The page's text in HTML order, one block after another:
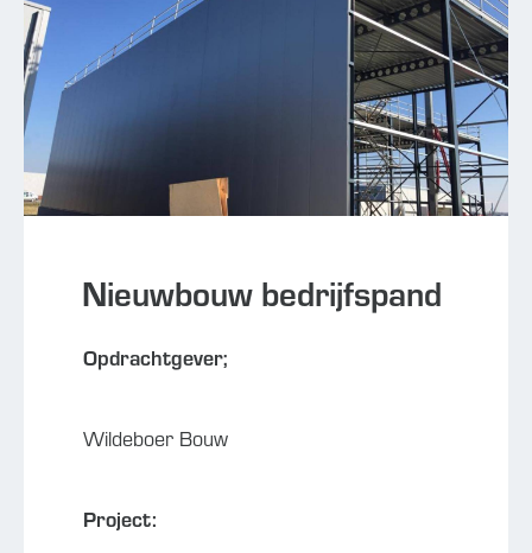
Nieuwbouw bedrijfspand
Opdrachtgever;
Wildeboer Bouw
Project: